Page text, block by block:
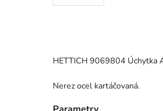
HETTICH 9069804 Úchytka
Nerez ocel kartáčovaná.